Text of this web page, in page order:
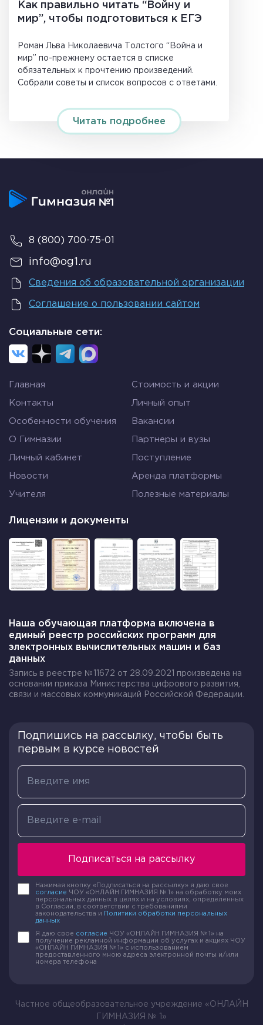
Как правильно читать “Войну и
мир”, чтобы подготовиться к ЕГЭ
Роман Льва Николаевича Толстого “Война и
мир” по-прежнему остается в списке
обязательных к прочтению произведений.
Собрали советы и список вопросов с ответами.
Читать подробнее
8 (800) 700-75-01
info@og1.ru
Сведения об образовательной организации
Соглашение о пользовании сайтом
Социальные сети:
Главная Стоимость и акции
Контакты Личный опыт
Особенности обучения Вакансии
О Гимназии Партнеры и вузы
Личный кабинет Поступление
Новости Аренда платформы
Учителя Полезные материалы
Лицензии и документы
Наша обучающая платформа включена в
единый реестр российских программ для
электронных вычислительных машин и баз
данных
Запись в реестре №11672 от 28.09.2021 произведена на
основании приказа Министерства цифрового развития,
связи и массовых коммуникаций Российской Федерации.
Подпишись на рассылку, чтобы быть
первым в курсе новостей
Подписаться на рассылку
Нажимая кнопку «Подписаться на рассылку» я даю свое
согласие ЧОУ «ОНЛАЙН ГИМНАЗИЯ № 1» на обработку моих
персональных данных в целях и на условиях, определенных
в Согласии, в соответствии с требованиями
законодательства и
Политики обработки персональных
данных
Я даю свое согласие ЧОУ «ОНЛАЙН ГИМНАЗИЯ № 1» на
получение рекламной информации об услугах и акциях ЧОУ
«ОНЛАЙН ГИМНАЗИЯ № 1» с использованием
предоставленного мною адреса электронной почты и/или
номера телефона
Частное общеобразовательное учреждение «ОНЛАЙН
ГИМНАЗИЯ № 1»